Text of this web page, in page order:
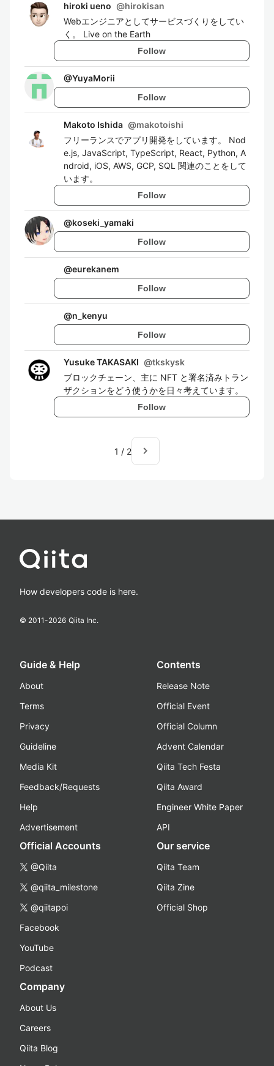
hiroki ueno @hirokisan
Webエンジニアとしてサービスづくりをしてい
く。 Live on the Earth
Follow
@YuyaMorii
Follow
Makoto Ishida @makotoishi
フリーランスでアプリ開発をしています。 Nod
e.js, JavaScript, TypeScript, React, Python, A
ndroid, iOS, AWS, GCP, SQL 関連のことをして
います。
Follow
@koseki_yamaki
Follow
@eurekanem
Follow
@n_kenyu
Follow
Yusuke TAKASAKI @tkskysk
ブロックチェーン、主に NFT と署名済みトラン
ザクションをどう使うかを日々考えています。
Follow
1 / 2 navigate_next
How developers code is here.
© 2011-2026 Qiita Inc.
Guide & Help
About
Terms
Privacy
Guideline
Media Kit
Feedback/Requests
Help
Advertisement
Contents
Release Note
Official Event
Official Column
Advent Calendar
Qiita Tech Festa
Qiita Award
Engineer White Paper
API
Official Accounts
@Qiita
@qiita_milestone
@qiitapoi
Facebook
YouTube
Podcast
Our service
Qiita Team
Qiita Zine
Official Shop
Company
About Us
Careers
Qiita Blog